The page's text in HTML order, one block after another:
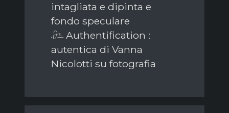
intagliata e dipinta e
fondo speculare
Authentification :
autentica di Vanna
Nicolotti su fotografia